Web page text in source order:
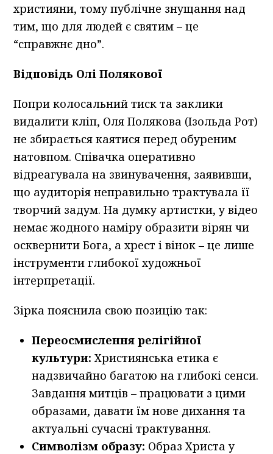
християни, тому публічне знущання над
тим, що для людей є святим – це
“справжнє дно”.
Відповідь Олі Полякової
Попри колосальний тиск та заклики
видалити кліп, Оля Полякова (Ізольда Рот)
не збирається каятися перед обуреним
натовпом. Співачка оперативно
відреагувала на звинувачення, заявивши,
що аудиторія неправильно трактувала її
творчий задум. На думку артистки, у відео
немає жодного наміру образити вірян чи
осквернити Бога, а хрест і вінок – це лише
інструменти глибокої художньої
інтерпретації.
Зірка пояснила свою позицію так:
Переосмислення релігійної
культури: Християнська етика є
надзвичайно багатою на глибокі сенси.
Завдання митців – працювати з цими
образами, давати їм нове дихання та
актуальні сучасні трактування.
Символізм образу: Образ Христа у